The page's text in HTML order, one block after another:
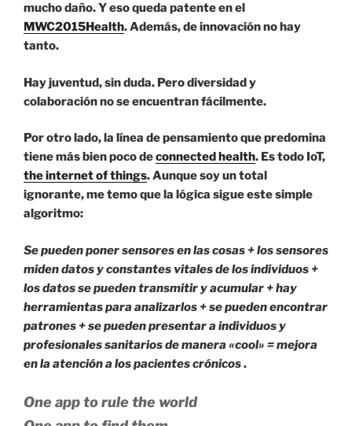
mucho daño. Y eso queda patente en el
MWC2015Health. Además, de innovación no hay
tanto.
Hay juventud, sin duda. Pero diversidad y
colaboración no se encuentran fácilmente.
Por otro lado, la línea de pensamiento que predomina
tiene más bien poco deconnected health. Es todo IoT,
the internet of things. Aunque soy un total
ignorante, me temo que la lógica sigue este simple
algoritmo:
Se pueden poner sensores en las cosas + los sensores
miden datos y constantes vitales de los individuos +
los datos se pueden transmitir y acumular + hay
herramientas para analizarlos + se pueden encontrar
patrones + se pueden presentar a individuos y
profesionales sanitarios de manera «cool» = mejora
en la atención a los pacientes crónicos.
One app to rule the world